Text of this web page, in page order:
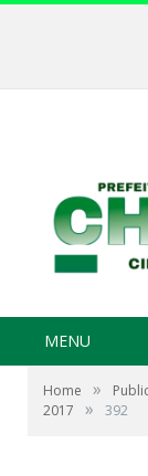
MENU
Home »
2017
» 392